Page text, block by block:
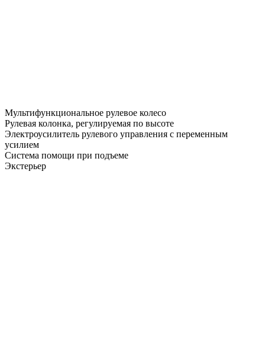
Мультифункциональное рулевое колесо
Рулевая колонка, регулируемая по высоте
Электроусилитель рулевого управления с переменным
усилием
Система помощи при подъеме
Экстерьер